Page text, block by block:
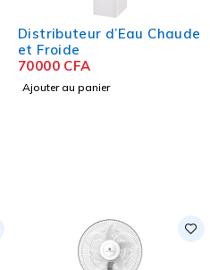
Distributeur d’Eau Chaude
et Froide
70000 CFA
Ajouter au panier